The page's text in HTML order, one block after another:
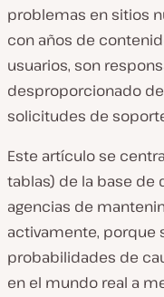
problemas en sitios
con años de
usuarios, son
desproporcionado
solicitudes de
Este artículo se
tablas) de la base de
agencias de
activamente, porque
probabilidades de
en el mundo real a